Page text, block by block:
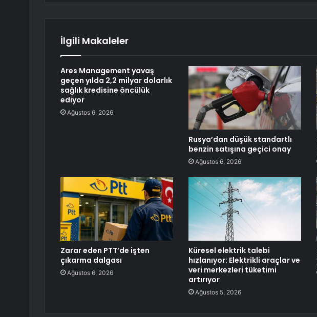
İlgili Makaleler
Ares Management yavaş
geçen yılda 2,2 milyar dolarlık
sağlık kredisine öncülük
ediyor
Ağustos 6, 2026
Rusya’dan düşük standartlı
benzin satışına geçici onay
Ağustos 6, 2026
Zarar eden PTT’de işten
çıkarma dalgası
Ağustos 6, 2026
Küresel elektrik talebi
hızlanıyor: Elektrikli araçlar ve
veri merkezleri tüketimi
artırıyor
Ağustos 5, 2026